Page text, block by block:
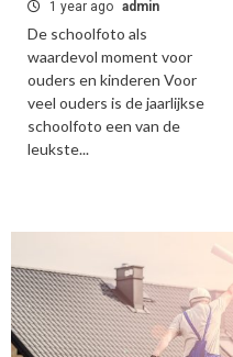
1 year ago admin
De schoolfoto als
waardevol moment voor
ouders en kinderen Voor
veel ouders is de jaarlijkse
schoolfoto een van de
leukste...